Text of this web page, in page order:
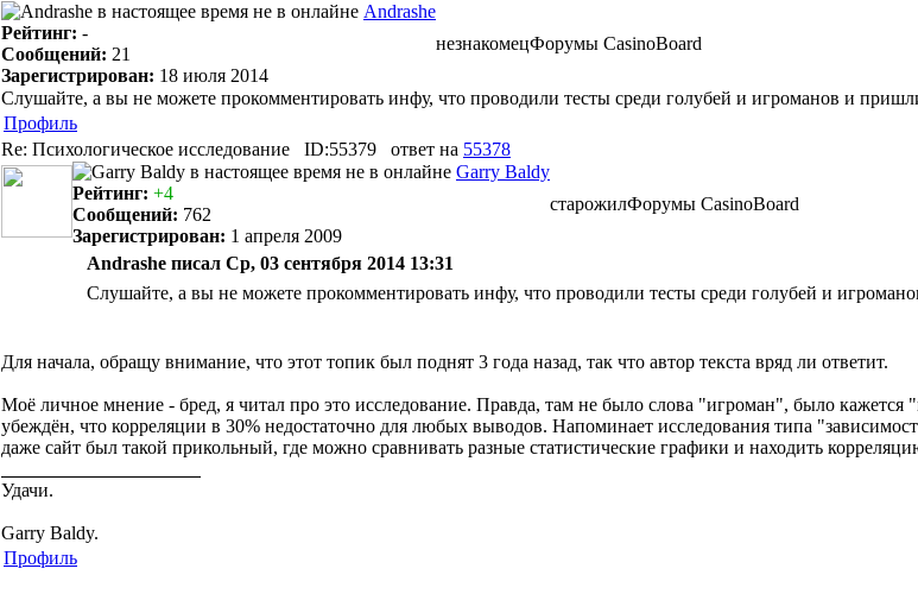
Andrashe
Рейтинг: -
Сообщений: 21
Зарегистрирован: 18 июля 2014
незнакомецФорумы CasinoBoard
Слушайте, а вы не можете прокомментировать инфу, что проводили тесты среди голубей и игроманов и
Профиль
Re: Психологическое исследование
ID:55379 ответ на 55378
Garry Baldy
Рейтинг: +4
Сообщений: 762
Зарегистрирован: 1 апреля 2009
старожилФорумы CasinoBoard
Andrashe писал Ср, 03 сентября 2014 13:31
Слушайте, а вы не можете прокомментировать инфу, что проводили тесты среди голубей и
Для начала, обращу внимание, что этот топик был поднят 3 года назад, так что автор текста вряд ли ответит.
Моё личное мнение - бред, я читал про это исследование. Правда, там не было слова "игроман", было
убеждён, что корреляции в 30% недостаточно для любых выводов. Напоминает исследования типа
даже сайт был такой прикольный, где можно сравнивать разные статистические графики и находить
Удачи.
Garry Baldy.
Профиль